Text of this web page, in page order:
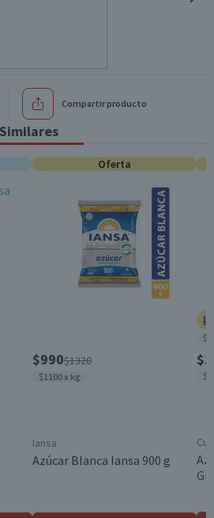
Compartir producto
Oferta
$990$1320
$1100 x kg
Iansa
Azúcar Blanca Iansa 900 g